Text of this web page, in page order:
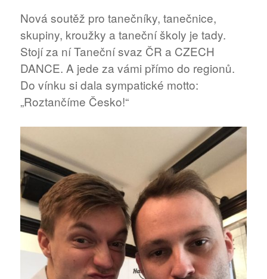
Nová soutěž pro tanečníky, tanečnice,
skupiny, kroužky a taneční školy je tady.
Stojí za ní Taneční svaz ČR a CZECH
DANCE. A jede za vámi přímo do regionů.
Do vínku si dala sympatické motto:
„Roztančíme Česko!“